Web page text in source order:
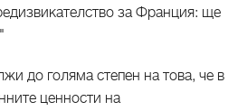
за Франция: ще
до голяма степен на това, че в
ценности на